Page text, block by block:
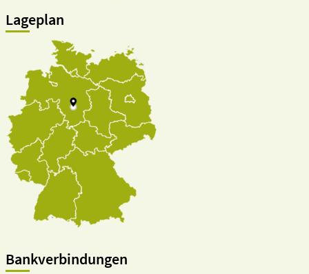
Lageplan
Bankverbindungen